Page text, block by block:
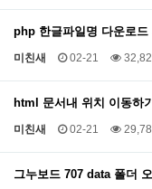
php 한글파일명 다운로
미친새 02-21
html 문서내 위치 이동하
미친새 02-21
그누보드 707 data 폴더